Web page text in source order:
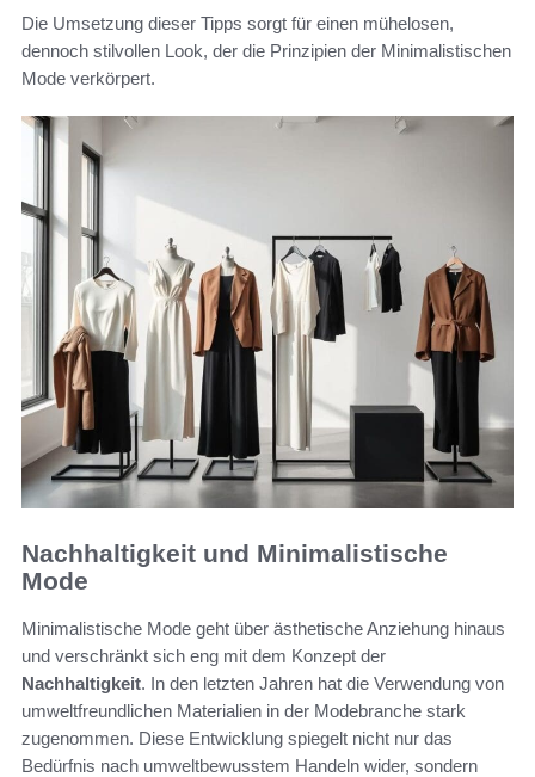
Die Umsetzung dieser Tipps sorgt für einen mühelosen,
dennoch stilvollen Look, der die Prinzipien der Minimalistischen
Mode verkörpert.
Nachhaltigkeit und Minimalistische
Mode
Minimalistische Mode geht über ästhetische Anziehung hinaus
und verschränkt sich eng mit dem Konzept der
Nachhaltigkeit. In den letzten Jahren hat die Verwendung von
umweltfreundlichen Materialien in der Modebranche stark
zugenommen. Diese Entwicklung spiegelt nicht nur das
Bedürfnis nach umweltbewusstem Handeln wider, sondern